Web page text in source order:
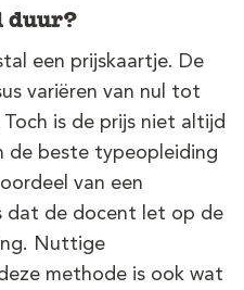
duur?
een prijskaartje. De
variëren van nul tot
Toch is de prijs niet altijd
de beste typeopleiding
van een
dat de docent let op de
Nuttige
methode is ook wat